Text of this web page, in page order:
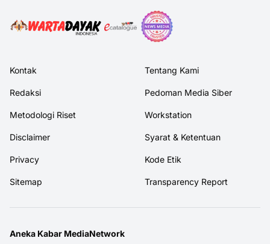
Kontak Tentang Kami
Redaksi Pedoman Media Siber
Metodologi Riset Workstation
Disclaimer Syarat & Ketentuan
Privacy Kode Etik
Sitemap Transparency Report
Aneka Kabar MediaNetwork